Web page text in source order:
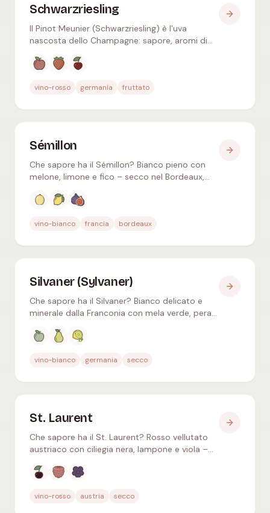
Schwarzriesling
Il Pinot Meunier (Schwarzriesling) è l'uva
nascosta dello Champagne: sapore, aromi di
tavola.
Aromi tipici
vino-rosso germania fruttato
Sémillon
Che sapore ha il Sémillon? Bianco pieno con
melone, limone e fico – secco nel Bordeaux,
nell'Hunter Valley.
Aromi tipici
vino-bianco francia bordeaux
Silvaner (Sylvaner)
Che sapore ha il Silvaner? Bianco delicato e
minerale dalla Franconia con mela verde, pera e
asparagi e pesce.
Aromi tipici
vino-bianco germania secco
St. Laurent
Che sapore ha il St. Laurent? Rosso vellutato
austriaco con ciliegia nera, lampone e viola –
Aromi tipici
vino-rosso austria secco